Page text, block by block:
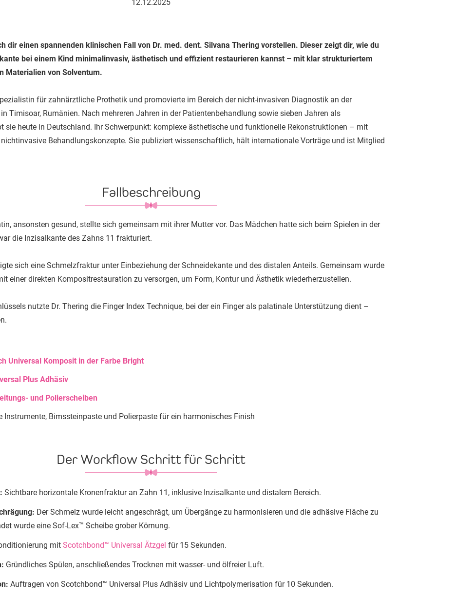
12.12.2025
dir einen spannenden klinischen Fall von Dr. med. dent. Silvana Thering vorstellen. Dieser zeigt dir, wie du
bei einem Kind minimalinvasiv, ästhetisch und effizient restaurieren kannst – mit klar strukturiertem
Materialien von Solventum.
für zahnärztliche Prothetik und promovierte im Bereich der nicht-invasiven Diagnostik an der
Timisoar, Rumänien. Nach mehreren Jahren in der Patientenbehandlung sowie sieben Jahren als
sie heute in Deutschland. Ihr Schwerpunkt: komplexe ästhetische und funktionelle Rekonstruktionen – mit
Behandlungskonzepte. Sie publiziert wissenschaftlich, hält internationale Vorträge und ist Mitglied
Fallbeschreibung
ansonsten gesund, stellte sich gemeinsam mit ihrer Mutter vor. Das Mädchen hatte sich beim Spielen in der
die Inzisalkante des Zahns 11 frakturiert.
sich eine Schmelzfraktur unter Einbeziehung der Schneidekante und des distalen Anteils. Gemeinsam wurde
einer direkten Kompositrestauration zu versorgen, um Form, Kontur und Ästhetik wiederherzustellen.
nutzte Dr. Thering die Finger Index Technique, bei der ein Finger als palatinale Unterstützung dient –
Universal Komposit in der Farbe Bright
Plus Adhäsiv
und Polierscheiben
Instrumente, Bimssteinpaste und Polierpaste für ein harmonisches Finish
Der Workflow Schritt für Schritt
Sichtbare horizontale Kronenfraktur an Zahn 11, inklusive Inzisalkante und distalem Bereich.
Der Schmelz wurde leicht angeschrägt, um Übergänge zu harmonisieren und die adhäsive Fläche zu
wurde eine Sof-Lex™ Scheibe grober Körnung.
mit Scotchbond™ Universal Ätzgel für 15 Sekunden.
Gründliches Spülen, anschließendes Trocknen mit wasser- und ölfreier Luft.
Auftragen von Scotchbond™ Universal Plus Adhäsiv und Lichtpolymerisation für 10 Sekunden.